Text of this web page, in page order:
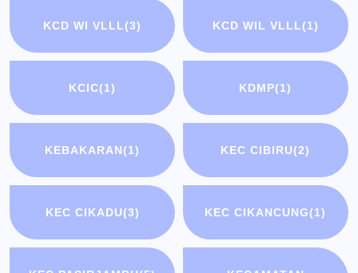
KCD WI VLLL(3) KCD WIL VLLL(1)
KCIC(1) KDMP(1)
KEBAKARAN(1) KEC CIBIRU(2)
KEC CIKADU(3) KEC CIKANCUNG(1)